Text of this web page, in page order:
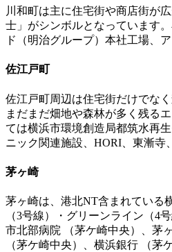
川和町は主に住宅街や商店街が
士」がシンボルとなっています
ド（明治グループ）本社工場、
佐江戸町
佐江戸町周辺は住宅街だけでな
まだまだ畑地や森林が多く残る
ては横浜市環境創造局都筑水再
ニック関連施設、HORI、東漸寺
茅ヶ崎
茅ヶ崎は、港北NT含まれている
（3号線）・グリーンライン（4
市北部病院 （茅ケ崎中央）、茅
（茅ケ崎中央）、横浜銀行 （